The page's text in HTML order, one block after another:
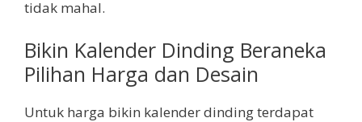
tidak mahal.
Bikin Kalender Dinding Beraneka
Pilihan Harga dan Desain
Untuk harga bikin kalender dinding terdapat